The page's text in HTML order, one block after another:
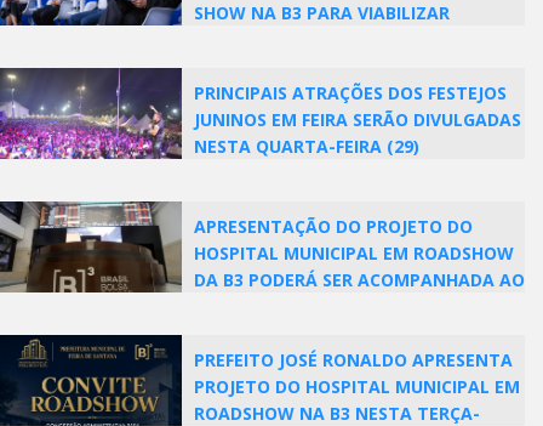
SHOW NA B3 PARA VIABILIZAR
PRINCIPAIS ATRAÇÕES DOS FESTEJOS
JUNINOS EM FEIRA SERÃO DIVULGADAS
NESTA QUARTA-FEIRA (29)
APRESENTAÇÃO DO PROJETO DO
HOSPITAL MUNICIPAL EM ROADSHOW
DA B3 PODERÁ SER ACOMPANHADA AO
PREFEITO JOSÉ RONALDO APRESENTA
PROJETO DO HOSPITAL MUNICIPAL EM
ROADSHOW NA B3 NESTA TERÇA-